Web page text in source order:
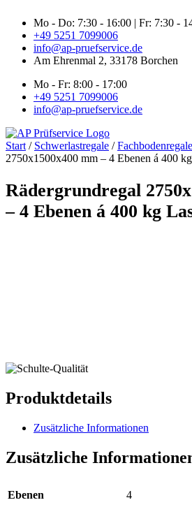
Inhalt
springen
Mo - Do: 7:30 - 16:00 | Fr: 7:30 -
+49 5251 7099006
info@ap-pruefservice.de
Am Ehrenmal 2, 33178 Borchen
Mo - Fr: 8:00 - 17:00
+49 5251 7099006
info@ap-pruefservice.de
Start / Schwerlastregale /Fachbodenregale
2750x1500x400 mm – 4 Ebenen á 400
Rädergrundregal
– 4 Ebenen á 400 kg
Produktdetails
Zusätzliche Informationen
Zusätzliche
Ebenen 4